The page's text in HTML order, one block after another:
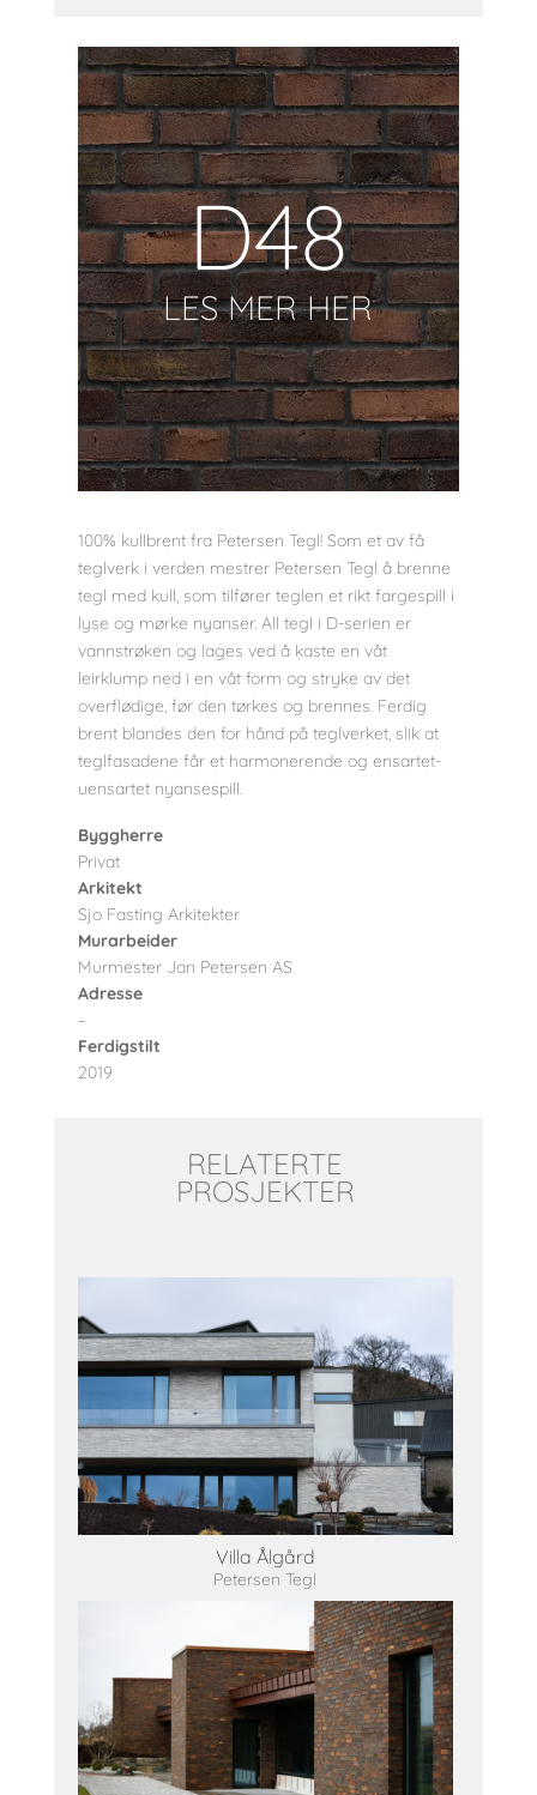
D48
LES MER HER
100% kullbrent fra Petersen Tegl! Som et av få
teglverk i verden mestrer Petersen Tegl å brenne
tegl med kull, som tilfører teglen et rikt fargespill i
lyse og mørke nyanser. All tegl i D-serien er
vannstrøken og lages ved å kaste en våt
leirklump ned i en våt form og stryke av det
overflødige, før den tørkes og brennes. Ferdig
brent blandes den for hånd på teglverket, slik at
teglfasadene får et harmonerende og ensartet-
uensartet nyansespill.
Byggherre
Privat
Arkitekt
Sjo Fasting Arkitekter
Murarbeider
Murmester Jan Petersen AS
Adresse
–
Ferdigstilt
2019
RELATERTE
PROSJEKTER
Villa Ålgård
Petersen Tegl